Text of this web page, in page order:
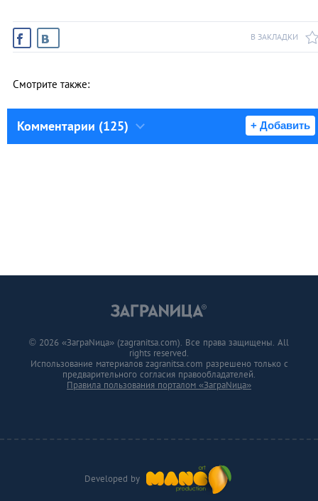
В ЗАКЛАДКИ
Смотрите также:
Комментарии (125) + Добавить
Developed by
© 2026 «ЗаграNица» (zagranitsa.com). Все права защищены. All
rights reserved.
Использование материалов zagranitsa.com разрешено только с
предварительного согласия правообладателей.
Правила пользования порталом «ЗаграNица»